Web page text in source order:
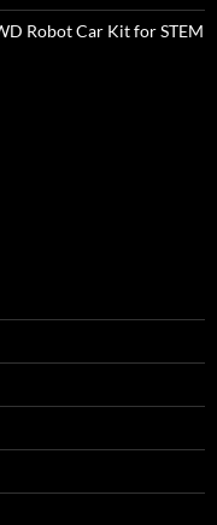
Robot Car Kit for STEM